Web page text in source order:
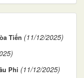
Tiến (11/12/2025)
Phi (11/12/2025)